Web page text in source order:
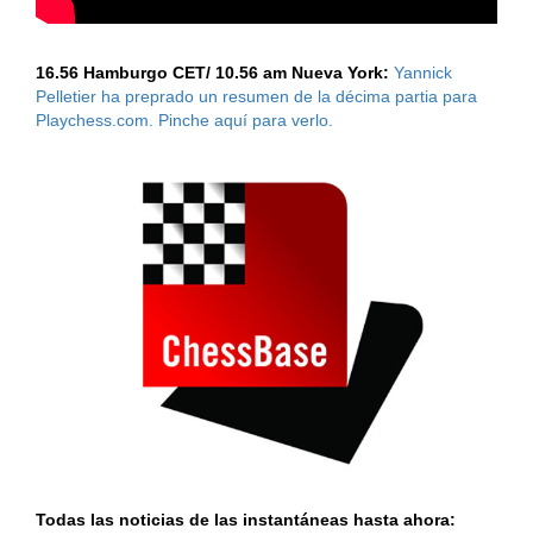
16.56 Hamburgo CET/ 10.56 am Nueva York: Yannick
Pelletier ha preprado un resumen de la décima partia para
Playchess.com. Pinche aquí para verlo.
Todas las noticias de las instantáneas hasta ahora: